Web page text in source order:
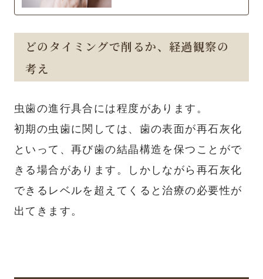
どのタイミングで削るか、経過観察の
考え
虫歯の進行具合には程度があります。
初期の虫歯に関しては、歯の表面が再石灰化
といって、再び歯の結晶構造を保つことがで
きる場合があります。しかしながら再石灰化
できるレベルを超えてくると治療の必要性が
出てきます。